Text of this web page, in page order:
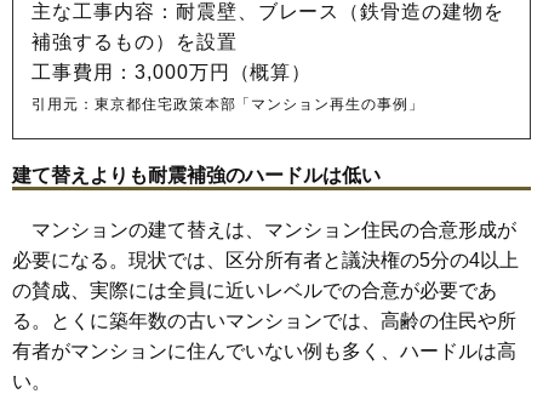
主な工事内容：耐震壁、ブレース（鉄骨造の建物を
補強するもの）を設置
工事費用：3,000万円（概算）
引用元：東京都住宅政策本部「マンション再生の事例」
建て替えよりも耐震補強のハードルは低い
マンションの建て替えは、マンション住民の合意形成が
必要になる。現状では、区分所有者と議決権の5分の4以上
の賛成、実際には全員に近いレベルでの合意が必要であ
る。とくに築年数の古いマンションでは、高齢の住民や所
有者がマンションに住んでいない例も多く、ハードルは高
い。